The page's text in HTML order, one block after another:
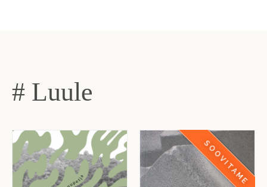
# Luule
SOOVITAME